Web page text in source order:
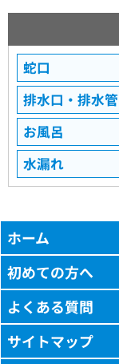
蛇口
排水口・排水管
お風呂
水漏れ
ホーム
初めての方へ
よくある質問
サイトマップ